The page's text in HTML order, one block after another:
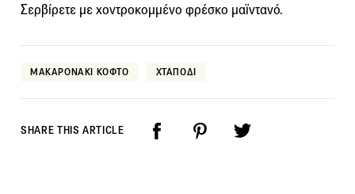
Σερβίρετε με χοντροκομμένο φρέσκο μαϊντανό.
ΜΑΚΑΡΟΝΑΚΙ ΚΟΦΤΟ ΧΤΑΠΟΔΙ
SHARE THIS ARTICLE